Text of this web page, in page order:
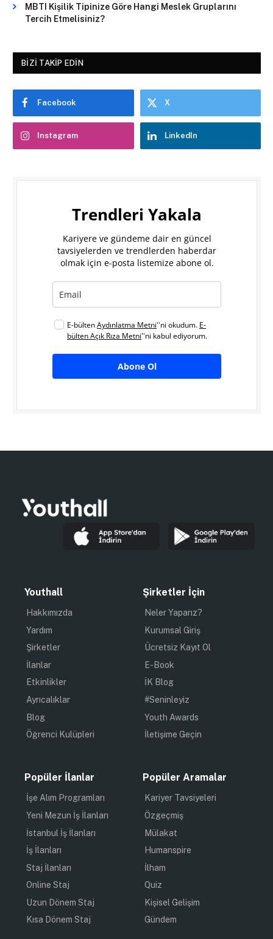
MBTI Kişilik Tipinize Göre Hangi Meslek Gruplarını
Tercih Etmelisiniz?
BIZI TAKIP EDIN
Facebook X
Instagram LinkedIn
Trendleri Yakala
Kariyere ve gündeme dair en güncel
tavsiyelerden ve trendlerden haberdar
olmak için e-posta listemize abone ol.
E-bültenAydınlatma Metni''ni okudum. E-
bülten Açık Rıza Metni''ni kabul ediyorum.
Abone Ol
Youthall
Hakkımızda
Yardım
Şirketler
İlanlar
Etkinlikler
Ayrıcalıklar
Blog
Öğrenci Kulüpleri
Şirketler İçin
Neler Yaparız?
Kurumsal Giriş
Ücretsiz Kayıt Ol
E-Book
İK Blog
#Seninleyiz
Youth Awards
İletişime Geçin
Popüler İlanlar
İşe Alım Programları
Yeni Mezun İş İlanları
İstanbul İş İlanları
İş İlanları
Staj İlanları
Online Staj
Uzun Dönem Staj
Kısa Dönem Staj
Popüler Aramalar
Kariyer Tavsiyeleri
Özgeçmiş
Mülakat
Humanspire
İlham
Quiz
Kişisel Gelişim
Gündem